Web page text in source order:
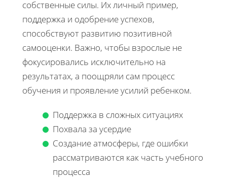
собственные силы. Их личный пример,
поддержка и одобрение успехов,
способствуют развитию позитивной
самооценки. Важно, чтобы взрослые не
фокусировались исключительно на
результатах, а поощряли сам процесс
обучения и проявление усилий ребенком.
Поддержка в сложных ситуациях
Похвала за усердие
Создание атмосферы, где ошибки
рассматриваются как часть учебного
процесса